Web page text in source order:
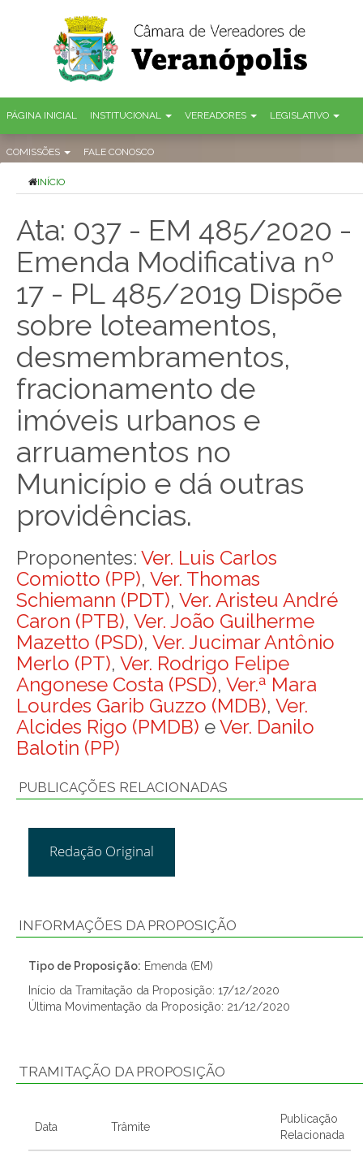
PÁGINA INICIAL INSTITUCIONAL VEREADORES LEGISLATIVO
COMISSÕES FALE CONOSCO
INÍCIO
Ata: 037 - EM 485/2020 -
Emenda Modificativa nº
17 - PL 485/2019 Dispõe
sobre loteamentos,
desmembramentos,
fracionamento de
imóveis urbanos e
arruamentos no
Município e dá outras
providências.
Proponentes: Ver. Luis Carlos
Comiotto (PP), Ver. Thomas
Schiemann (PDT), Ver. Aristeu André
Caron (PTB), Ver. João Guilherme
Mazetto (PSD), Ver. Jucimar Antônio
Merlo (PT), Ver. Rodrigo Felipe
Angonese Costa (PSD), Ver.ª Mara
Lourdes Garib Guzzo (MDB), Ver.
Alcides Rigo (PMDB) eVer. Danilo
Balotin (PP)
PUBLICAÇÕES RELACIONADAS
Redação Original
INFORMAÇÕES DA PROPOSIÇÃO
Tipo de Proposição: Emenda (EM)
Início da Tramitação da Proposição: 17/12/2020
Última Movimentação da Proposição: 21/12/2020
TRAMITAÇÃO DA PROPOSIÇÃO
Data Trâmite
Publicação
Relacionada